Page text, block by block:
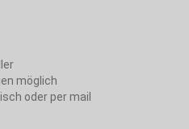
möglich
oder per mail